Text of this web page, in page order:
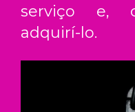
serviço e,
adquirí-lo.